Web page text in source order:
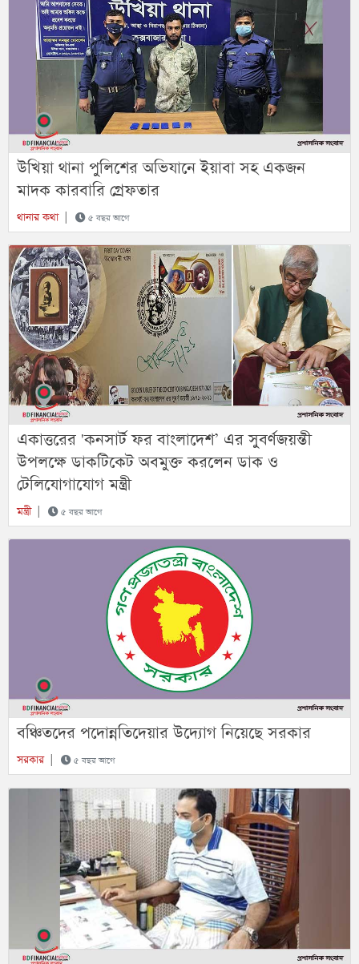
উখিয়া থানা পুলিশের অভিযানে ইয়াবা সহ একজন
মাদক কারবারি গ্রেফতার
থানার কথা| ৫ বছর আগে
একাত্তরের 'কনসার্ট ফর বাংলাদেশ’ এর সুবর্ণজয়ন্তী
উপলক্ষে ডাকটিকেট অবমুক্ত করলেন ডাক ও
টেলিযোগাযোগ মন্ত্রী
মন্ত্রী| ৫ বছর আগে
বঞ্চিতদের পদোন্নতিদেয়ার উদ্যোগ নিয়েছে সরকার
সরকার| ৫ বছর আগে